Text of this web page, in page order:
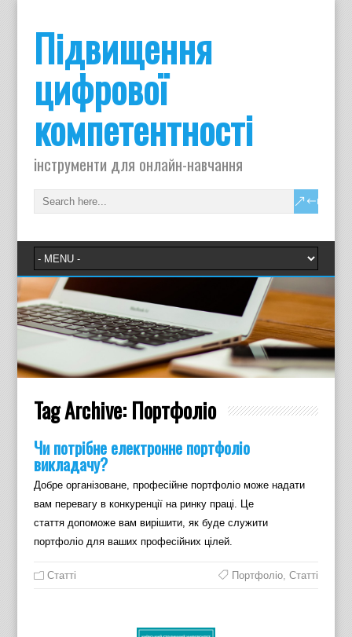
Підвищення
цифрової
компетентності
інструменти для онлайн-навчання
Tag Archive: Портфоліо
Чи потрібне електронне портфоліо
викладачу?
Добре організоване, професійне портфоліо може надати
вам перевагу в конкуренції на ринку праці. Це
стаття допоможе вам вирішити, як буде служити
портфоліо для ваших професійних цілей.
Статті Портфоліо,Статті